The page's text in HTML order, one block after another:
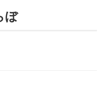
ぼ